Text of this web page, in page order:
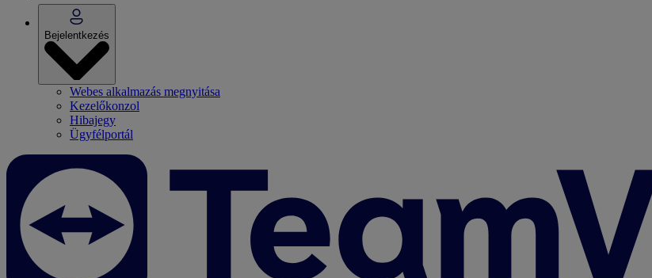
Bejelentkezés
Webes alkalmazás megnyitása
Kezelőkonzol
Hibajegy
Ügyfélportál